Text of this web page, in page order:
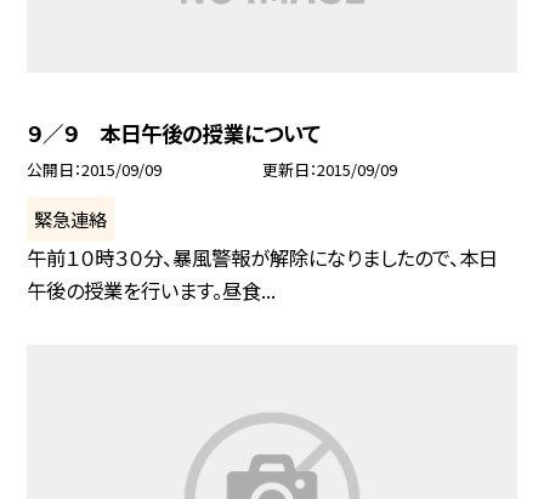
９／９ 本日午後の授業について
公開日 2015/09/09 更新日 2015/09/09
緊急連絡
午前１０時３０分、暴風警報が解除になりましたので、本日
午後の授業を行います。昼食...